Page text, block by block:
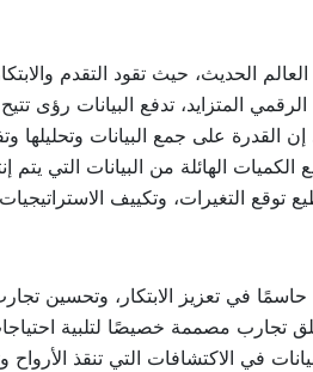
الحديث، حيث تقود التقدم
المتزايد، تدفع البيانات رؤى تتيح
إن القدرة على جمع البيانات
الهائلة من البيانات التي يتم
توقع التغيرات، وتكييف
في تعزيز الابتكار، وتحسين
تجارب مصممة خصيصًا لتلبية
في الاكتشافات التي تنقذ الأرواح